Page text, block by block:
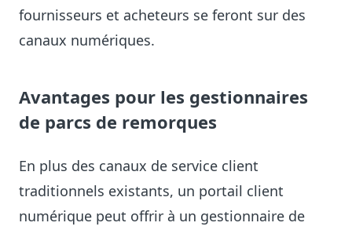
fournisseurs et acheteurs se feront sur des
canaux numériques.
Avantages pour les gestionnaires
de parcs de remorques
En plus des canaux de service client
traditionnels existants, un portail client
numérique peut offrir à un gestionnaire de